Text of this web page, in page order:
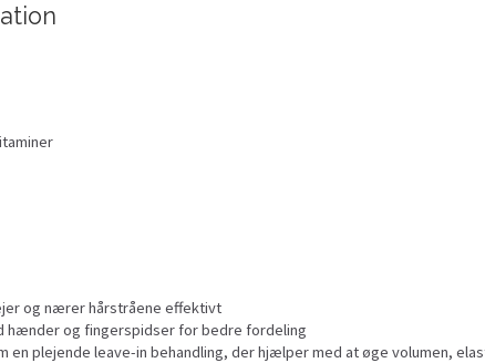
og nærer hårstråene effektivt
hænder og fingerspidser for bedre fordeling
en plejende leave-in behandling, der hjælper med at øge volumen,